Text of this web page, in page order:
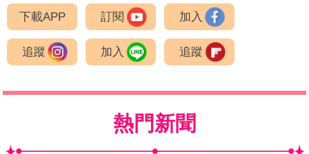
下載APP 訂閱 加入
追蹤 加入 追蹤
熱門新聞